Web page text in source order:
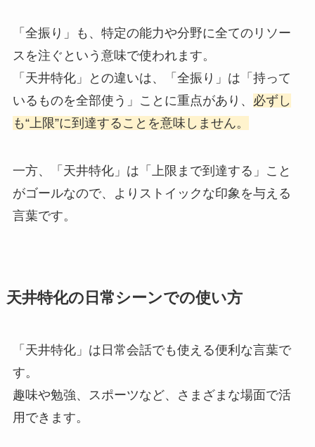
「全振り」も、特定の能力や分野に全てのリソー
スを注ぐという意味で使われます。
「天井特化」との違いは、「全振り」は「持って
いるものを全部使う」ことに重点があり、 必ずし
も“上限”に到達することを意味しません。
一方、「天井特化」は「上限まで到達する」こと
がゴールなので、よりストイックな印象を与える
言葉です。
天井特化の日常シーンでの使い方
「天井特化」は日常会話でも使える便利な言葉で
す。
趣味や勉強、スポーツなど、さまざまな場面で活
用できます。